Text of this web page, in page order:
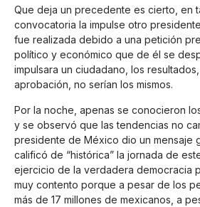
Que deja un precedente es cierto, en
convocatoria la impulse otro
fue realizada debido a una petición
político y económico que de él se
impulsara un ciudadano, los
aprobación, no serían los mismos.
Por la noche, apenas se conocieron
y se observó que las tendencias no
presidente de México dio un mensaje
calificó de “histórica” la jornada de
ejercicio de la verdadera democracia
muy contento porque a pesar de los
más de 17 millones de mexicanos, a